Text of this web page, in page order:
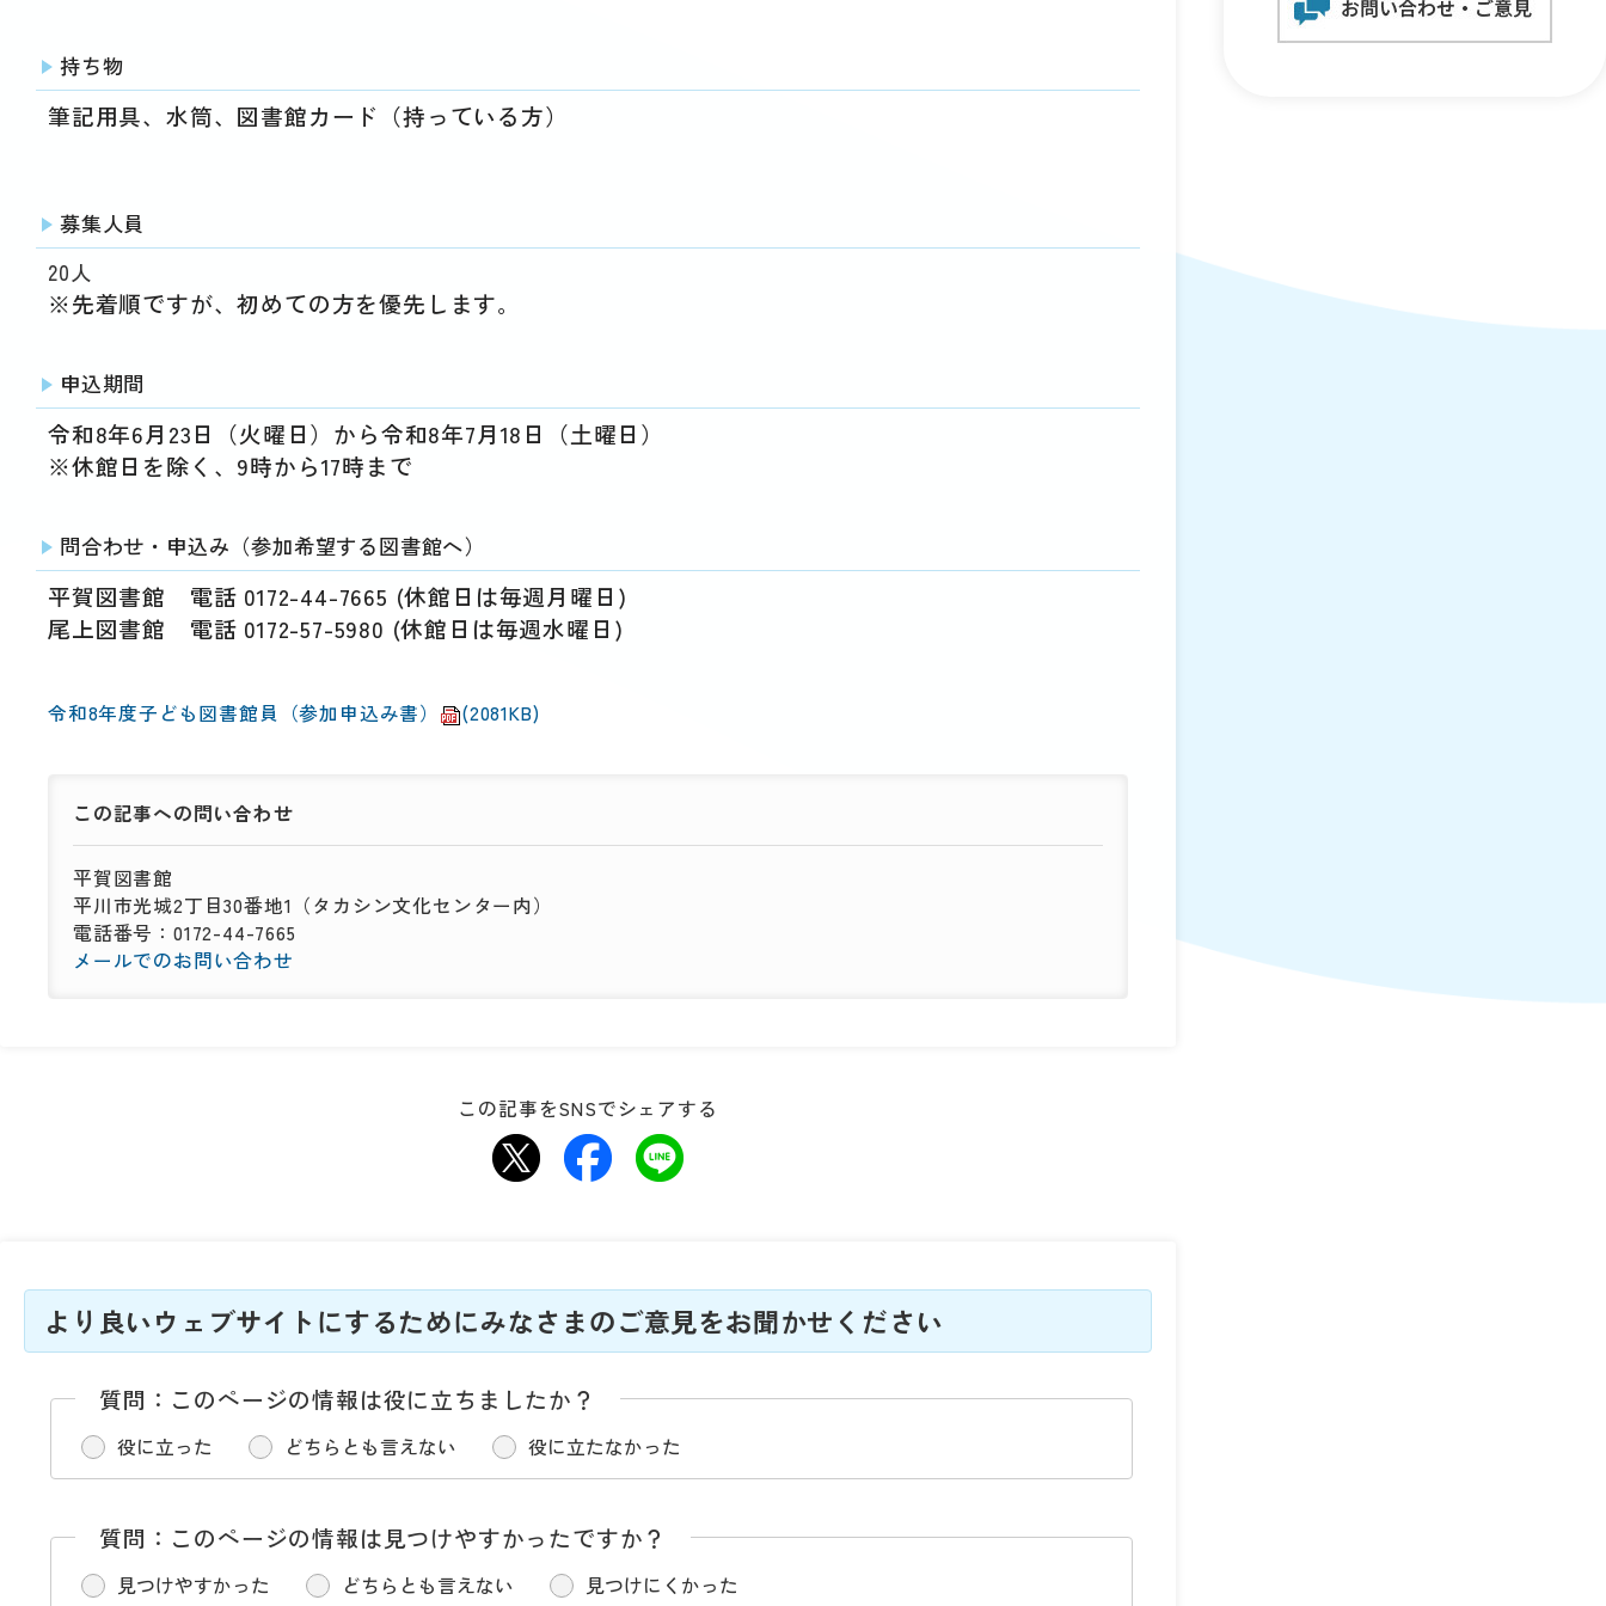
持ち物
筆記用具、水筒、図書館カード（持っている方）
募集人員
20人
※先着順ですが、初めての方を優先します。
申込期間
令和8年6月23日（火曜日）から令和8年7月18日（土曜日）
※休館日を除く、9時から17時まで
問合わせ・申込み（参加希望する図書館へ）
平賀図書館 電話 0172-44-7665 (休館日は毎週月曜日)
尾上図書館 電話 0172-57-5980 (休館日は毎週水曜日)
令和8年度子ども図書館員（参加申込み書） (2081KB)
この記事への問い合わせ
平賀図書館
平川市光城2丁目30番地1（タカシン文化センター内）
電話番号：0172-44-7665
メールでのお問い合わせ
この記事をSNSでシェアする
より良いウェブサイトにするためにみなさまのご意見をお聞かせください
質問：このページの情報は役に立ちましたか？
役に立った どちらとも言えない 役に立たなかった
質問：このページの情報は見つけやすかったですか？
見つけやすかった どちらとも言えない 見つけにくかった